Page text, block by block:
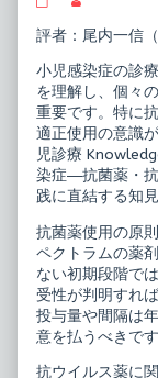
診
Knowledge
&
Skill
2
ど
う
診
る？
小
感
染
症
published
on
posts
the
author
of
小
児
診
療
Knowledge
&
2
ど
う
診
る？
小
児
感
染
評者：尾内一信
小児感染症の診
を理解し、個々
重要です。特に
適正使用の意識
児診療
染症―抗菌薬・
践に直結する知
抗菌薬使用の原
ペクトラムの薬
ない初期段階で
受性が判明すれ
投与量や間隔は
意を払うべきです
抗ウイルス薬に